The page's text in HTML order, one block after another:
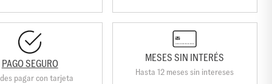
PAGO SEGURO
pagar con tarjeta
MESES SIN INTERÉS
Hasta 12 meses sin intereses